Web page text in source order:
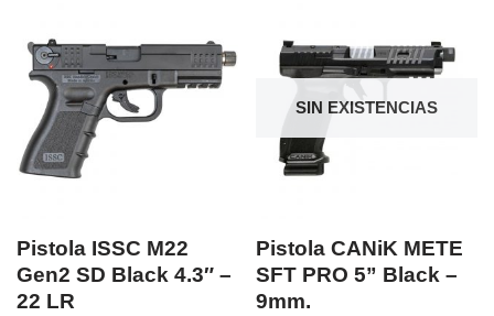
Pistola ISSC M22
Gen2 SD Black 4.3″ –
22 LR
SIN EXISTENCIAS
Pistola CANiK METE
SFT PRO 5” Black –
9mm.